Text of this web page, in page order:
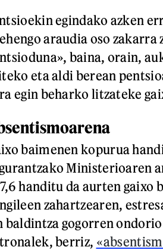
egindako azken
araudia oso zakarra
baina, orain,
eta aldi berean
egin beharko litzateke
baimenen kopurua
Ministerioaren
handitu da aurten gaixo
zahartzearen,
baldintza gogorren
berriz,